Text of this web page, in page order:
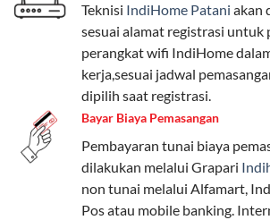
Paket Easy cocok untuk kebutuhan
Complete untuk yang menginginkan
dan Paket Dynamic IP untuk
memprioritaskan kecepatan internet
Paket Telkomsel One dengan Kuota
Salah satu fitur unggulan Telkomsel
Kuota Keluarga. Dengan kuota
bisa membagikan internet kepada
Teknisi IndiHome Patani akan
sesuai alamat registrasi untuk
perangkat wifi IndiHome
kerja,sesuai jadwal
dipilih saat registrasi.
Bayar Biaya Pemasangan
Pembayaran tunai biaya
dilakukan melalui Grapari
non tunai melalui Alfamart,
Pos atau mobile banking.